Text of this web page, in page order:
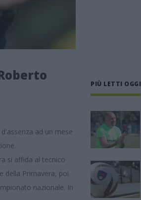
ad un mese
si affida al tecnico
della Primavera, poi
nazionale. In
PIÙ LETTI OGGI